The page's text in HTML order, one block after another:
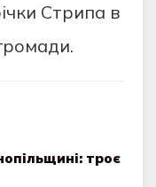
Стрипa в
троє